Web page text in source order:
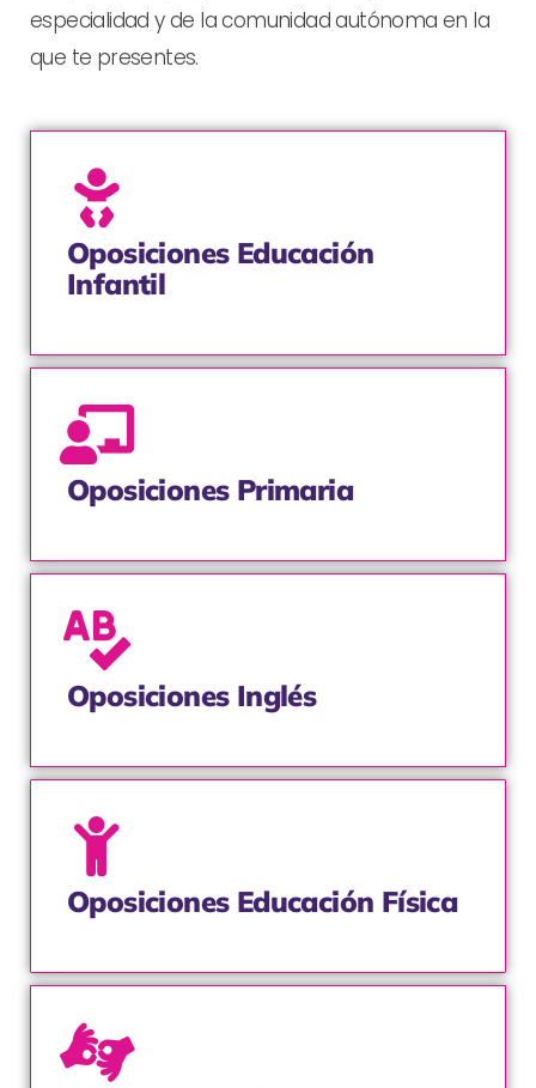
especialidad y de la comunidad autónoma en la
que te presentes.
Oposiciones Educación
Infantil
Oposiciones Primaria
Oposiciones Inglés
Oposiciones Educación Física